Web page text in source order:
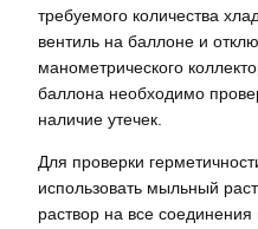
требуемого количества
вентиль на баллоне и
манометрического
баллона необходимо
наличие утечек.
Для проверки
использовать мыльный
раствор на все